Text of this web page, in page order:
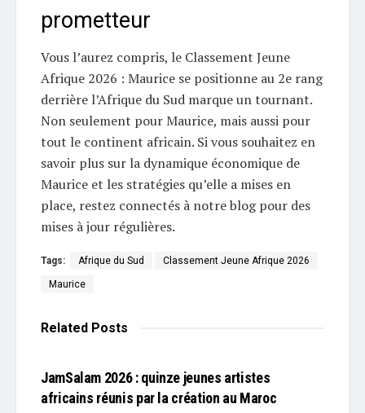
prometteur
Vous l’aurez compris, le Classement Jeune
Afrique 2026 : Maurice se positionne au 2e rang
derrière l’Afrique du Sud marque un tournant.
Non seulement pour Maurice, mais aussi pour
tout le continent africain. Si vous souhaitez en
savoir plus sur la dynamique économique de
Maurice et les stratégies qu’elle a mises en
place, restez connectés à notre blog pour des
mises à jour régulières.
Tags: Afrique du Sud Classement Jeune Afrique 2026
Maurice
Related Posts
JamSalam 2026 : quinze jeunes artistes
africains réunis par la création au Maroc